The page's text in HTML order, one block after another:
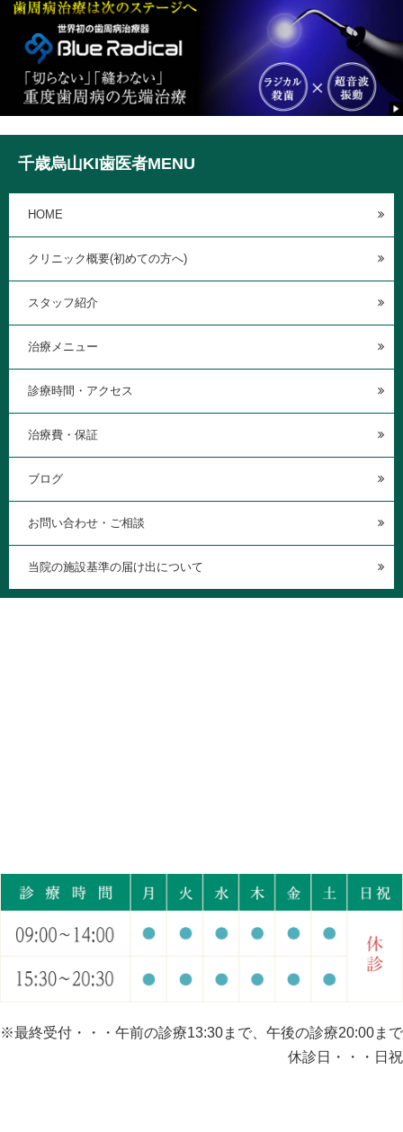
千歳烏山KI歯医者MENU
HOME
クリニック概要(初めての方へ)
スタッフ紹介
治療メニュー
診療時間・アクセス
治療費・保証
ブログ
お問い合わせ・ご相談
当院の施設基準の届け出について
※最終受付・・・午前の診療13:30まで、午後の診療20:00まで
休診日・・・日祝